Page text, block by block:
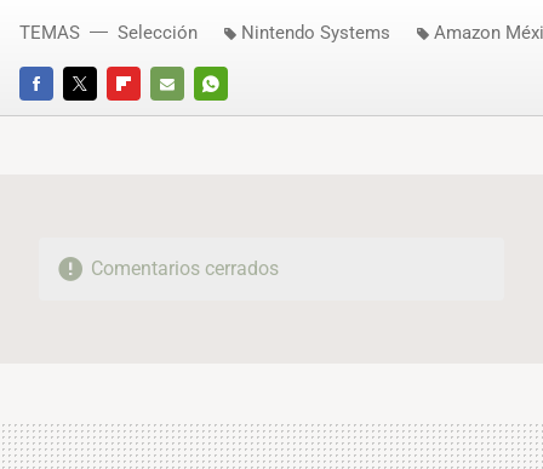
FACEBOOKTWITTERFLIPBOARD
E-
WHATSAPP
TEMAS Selección Nintendo Systems Amazon
Comentarios cerrados